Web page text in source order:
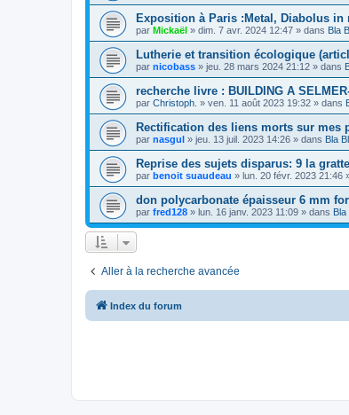
Exposition à Paris :Metal, Diabolus in
par Mickaël » dim. 7 avr. 2024 12:47 » dans Bla
Lutherie et transition écologique
par nicobass » jeu. 28 mars 2024 21:12 » dans
recherche livre : BUILDING A
par Christoph. » ven. 11 août 2023 19:32 » dans
Rectification des liens morts sur mes
par nasgul » jeu. 13 juil. 2023 14:26 » dans Bla
Reprise des sujets disparus: 9 la
par benoit suaudeau » lun. 20 févr. 2023 21:46
don polycarbonate épaisseur 6 mm
par fred128 » lun. 16 janv. 2023 11:09 » dans Bla
Aller à la recherche avancée
Index du forum